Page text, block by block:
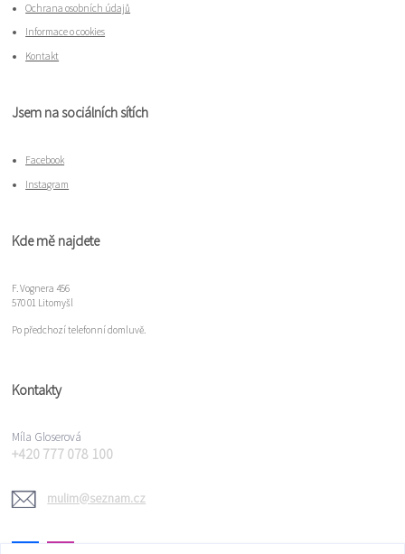
Ochrana osobních údajů
Informace o cookies
Kontakt
Jsem na sociálních sítích
Facebook
Instagram
Kde mě najdete
F. Vognera 456
570 01 Litomyšl
Po předchozí telefonní domluvě.
Kontakty
Míla Gloserová
+420 777 078 100
mulim@seznam.cz